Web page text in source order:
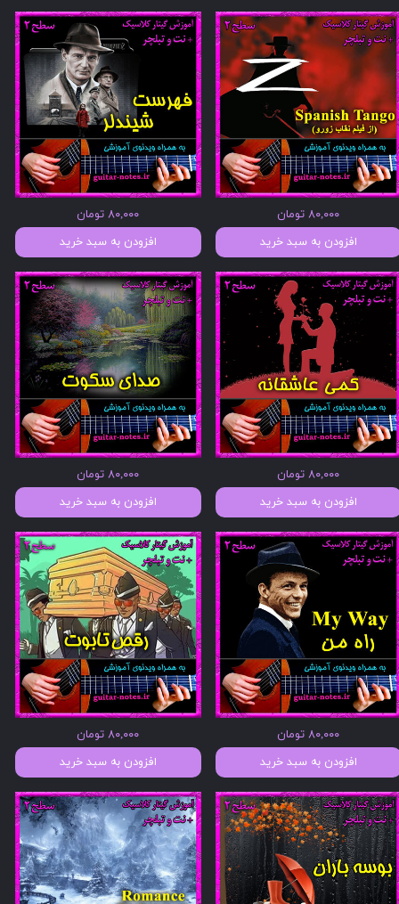
۸۰,۰۰۰ تومان
افزودن به سبد خرید
۸۰,۰۰۰ تومان
افزودن به سبد خرید
۸۰,۰۰۰ تومان
افزودن به سبد خرید
۸۰,۰۰۰ تومان
افزودن به سبد خرید
۸۰,۰۰۰ تومان
افزودن به سبد خرید
۸۰,۰۰۰ تومان
افزودن به سبد خرید